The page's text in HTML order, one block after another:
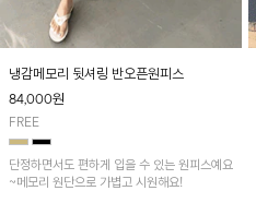
냉감메모리 뒷셔링 반오픈원피스
84,000원
FREE
단정하면서도 편하게 입을 수 있는 원피스예요
~메모리 원단으로 가볍고 시원해요!